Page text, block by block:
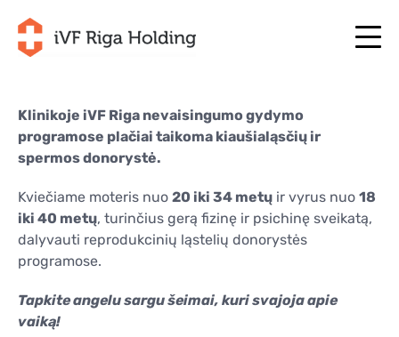
LT
+371 67 111 117
APIE MUS
GYDYMAS
JŪSŲ PROGRAMA
PRADĖKITE DABAR!
LV
EN
SE
APIE MUS
GYDYMAS
JŪSŲ PROGRAMA
PRADĖKITE DABAR!
Klinikoje iVF Riga nevaisingumo gydymo
programose plačiai taikoma kiaušialąsčių ir
spermos donorystė.
Kviečiame moteris nuo 20 iki 34 metų ir vyrus nuo 18
iki 40 metų, turinčius gerą fizinę ir psichinę sveikatą,
dalyvauti reprodukcinių ląstelių donorystės
programose.
Tapkite angelu sargu šeimai, kuri svajoja apie
vaiką!